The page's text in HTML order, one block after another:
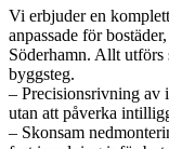
Vi erbjuder en
anpassade för
Söderhamn. Allt utförs
byggsteg.
– Precisionsrivning av
utan att påverka
– Skonsam